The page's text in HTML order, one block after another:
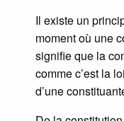
Il existe un
moment où une
signifie que la
comme c’est la
d’une